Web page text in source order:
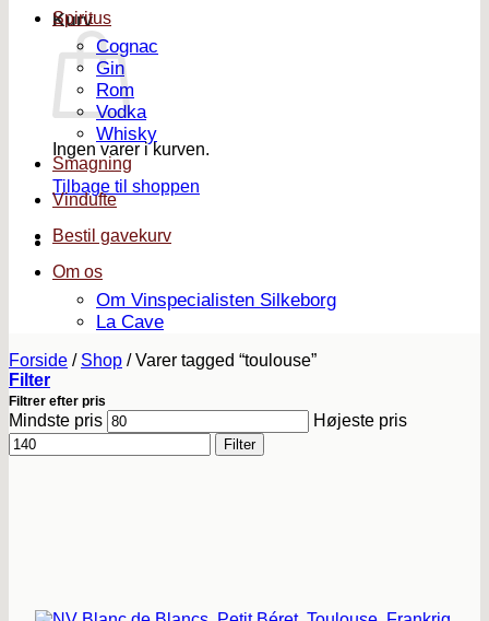
Kurv
Ingen varer i kurven.
Tilbage til shoppen
Spiritus
Cognac
Gin
Rom
Vodka
Whisky
Smagning
Vindufte
Bestil gavekurv
Om os
Om Vinspecialisten Silkeborg
La Cave
Forside / Shop /Varer tagged “toulouse”
Filter
Filtrer efter pris
Mindste pris Højeste pris
Filter